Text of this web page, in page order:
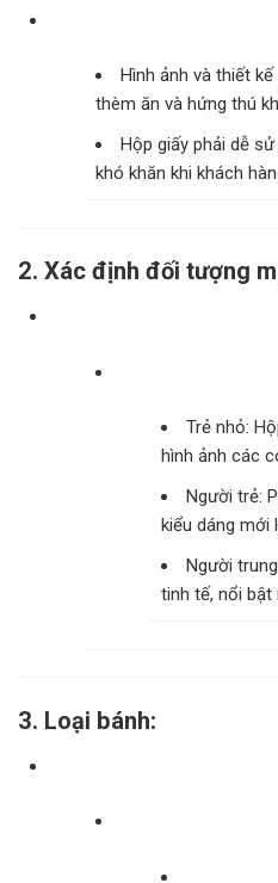
Hình ảnh và thiết
thèm ăn và hứng thú
Hộp giấy phải dễ
khó khăn khi khách
2. Xác định đối tượng
Trẻ nhỏ:
hình ảnh các
Người trẻ:
kiểu dáng mới
Người
tinh tế, nổi bật
3. Loại bánh: